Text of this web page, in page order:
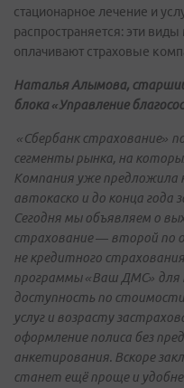
стационарное лечение и
распространяется: эти
оплачивают страховые
Наталья Алымова,
блока «Управление
«Сбербанк страхование»
сегменты рынка, на
Компания уже предложила
автокаско и до конца года
Сегодня мы объявляем о
страхование — второй по
не кредитного
программы «Ваш ДМС» для
доступность по
услуг и возрасту
оформление полиса без
анкетирования. Вскоре
станет ещё проще и